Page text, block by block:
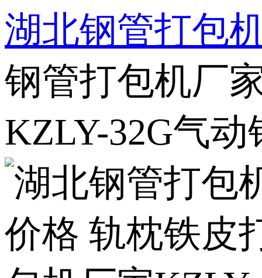
湖北钢管打包
钢管打包机厂
KZLY-32G气